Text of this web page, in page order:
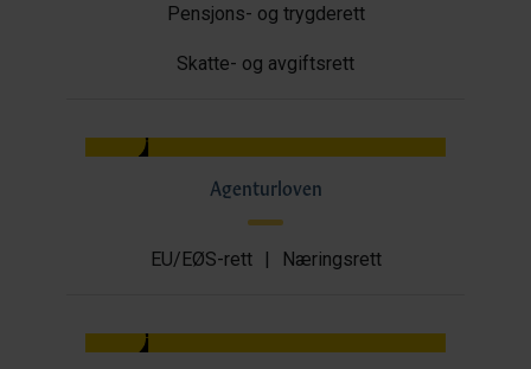
Pensjons- og trygderett
Skatte- og avgiftsrett
Agenturloven
EU/EØS-rett | Næringsrett